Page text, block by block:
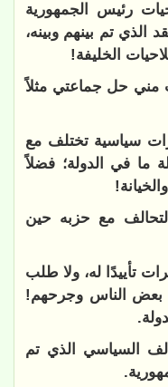
رئيس الجمهورية
الذي تم بينهم وبينه،
الخليفة!
مني حل جماعتي مثلاً
سياسية تختلف مع
في الدولة؛ فضلاً
مع حزبه حين
تأييدًا له، ولا طلب
بعض الناس وجرحهم!
السياسي الذي تم